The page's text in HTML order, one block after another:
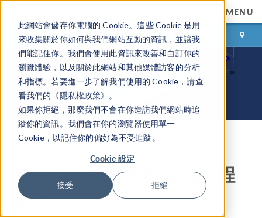
此網站會儲存你電腦的 Cookie。這些 Cookie 是用
來收集關於你如何與我們網站互動的資訊，並讓我
們能記住你。我們會使用此資訊來改善和自訂你的
瀏覽體驗，以及關於此網站和其他媒體訪客的分析
和指標。若要進一步了解我們使用的 Cookie，請查
看我們的《隱私權政策》。
如果你拒絕，那麼我們不會在你造訪我們網站時追
蹤你的資訊。我們會在你的瀏覽器使用單一
Cookie，以記住你的偏好為不受追蹤。
Cookie 設定
接受 拒絕
MENU
登录 咨询与购买
借助 App 高效分析土木工程
设计